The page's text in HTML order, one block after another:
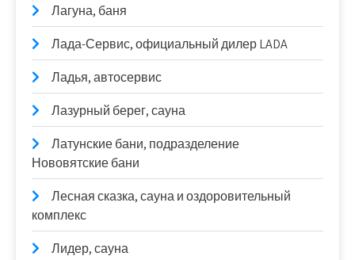
Лагуна, баня
Лада-Сервис, официальный дилер LADA
Ладья, автосервис
Лазурный берег, сауна
Латунские бани, подразделение
Нововятские бани
Лесная сказка, сауна и оздоровительный
комплекс
Лидер, сауна